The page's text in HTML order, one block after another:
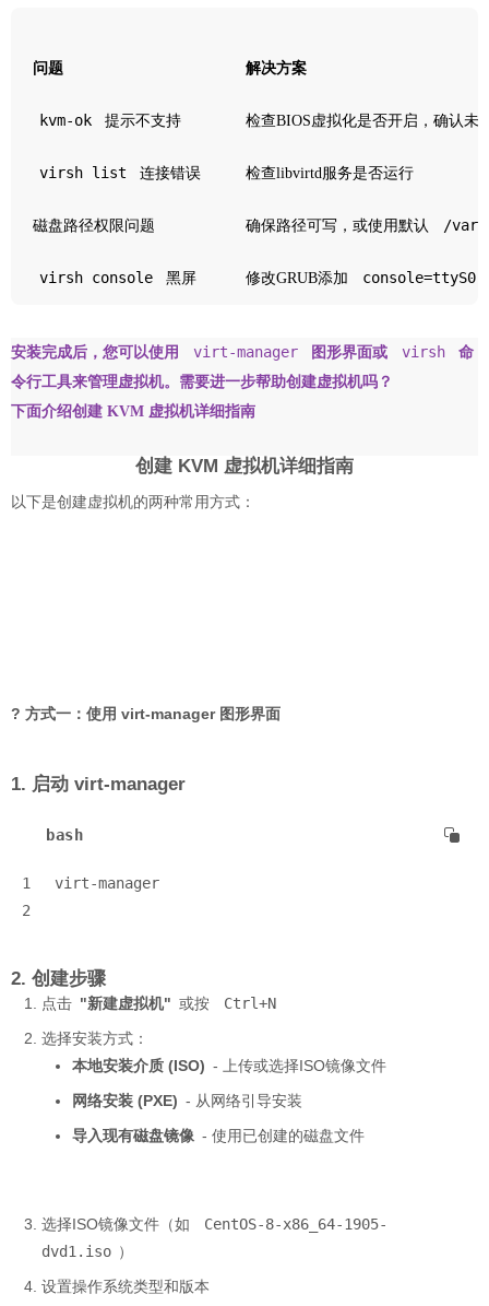
问题 解决方案
kvm-ok 提示不支持 检查BIOS虚拟化是否开启，确认未
virsh list 连接错误 检查libvirtd服务是否运行
磁盘路径权限问题 确保路径可写，或使用默认 /
virsh console 黑屏 修改GRUB添加
安装完成后，您可以使用 virt-manager 图形界面或 virsh
命
令行工具来管理虚拟机。需要进一步帮助创建虚拟机吗？
下面介绍创建 KVM 虚拟机详细指南
创建 KVM 虚拟机详细指南
以下是创建虚拟机的两种常用方式：
?️ 方式一：使用 virt-manager 图形界面
1. 启动 virt-manager
bash
1
virt-manager
2
2. 创建步骤
点击 "新建虚拟机" 或按
Ctrl+N
选择安装方式：
本地安装介质 (ISO) - 上传或选择ISO镜像文件
网络安装 (PXE) - 从网络引导安装
导入现有磁盘镜像 - 使用已创建的磁盘文件
选择ISO镜像文件（如
CentOS-8-x86_64-1905-
dvd1.iso ）
设置操作系统类型和版本